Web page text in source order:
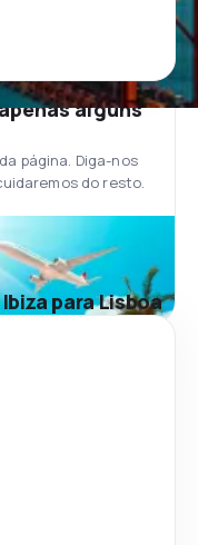
alguns
página. Diga-nos
do resto.
para Lisboa